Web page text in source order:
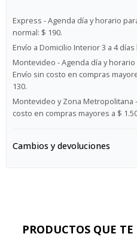
Express - Agenda día y horario
normal: $ 190.
Envío a Domicilio Interior 3 a 4
Montevideo - Agenda día y
Envío sin costo en compras
130.
Montevideo y Zona Metropolitana
costo en compras mayores a $
Cambios y devoluciones
PRODUCTOS QUE